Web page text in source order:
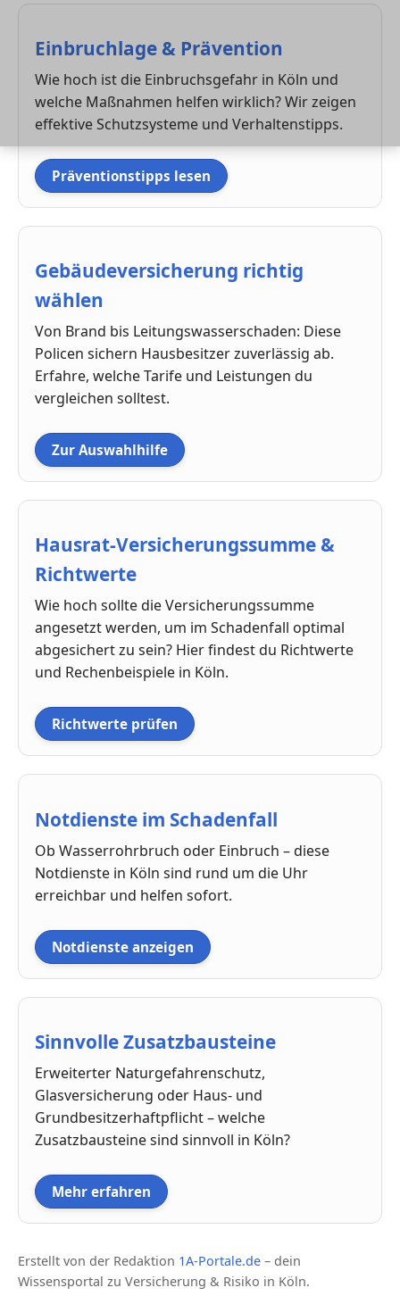
Einbruchlage & Prävention
Wie hoch ist die Einbruchsgefahr in Köln und
welche Maßnahmen helfen wirklich? Wir zeigen
effektive Schutzsysteme und Verhaltenstipps.
Präventionstipps lesen
Gebäudeversicherung richtig
wählen
Von Brand bis Leitungswasserschaden: Diese
Policen sichern Hausbesitzer zuverlässig ab.
Erfahre, welche Tarife und Leistungen du
vergleichen solltest.
Zur Auswahlhilfe
Hausrat-Versicherungssumme &
Richtwerte
Wie hoch sollte die Versicherungssumme
angesetzt werden, um im Schadenfall optimal
abgesichert zu sein? Hier findest du Richtwerte
und Rechenbeispiele in Köln.
Richtwerte prüfen
Notdienste im Schadenfall
Ob Wasserrohrbruch oder Einbruch – diese
Notdienste in Köln sind rund um die Uhr
erreichbar und helfen sofort.
Notdienste anzeigen
Sinnvolle Zusatzbausteine
Erweiterter Naturgefahrenschutz,
Glasversicherung oder Haus- und
Grundbesitzerhaftpflicht – welche
Zusatzbausteine sind sinnvoll in Köln?
Mehr erfahren
Erstellt von der Redaktion 1A-Portale.de – dein
Wissensportal zu Versicherung & Risiko in Köln.